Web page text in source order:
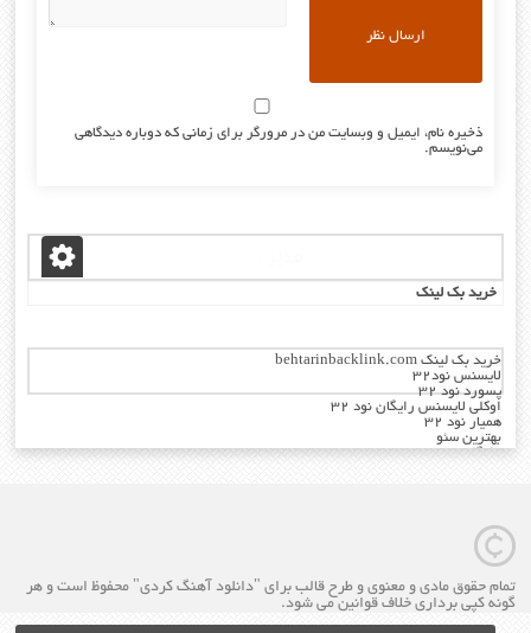
ذخیره نام، ایمیل و وبسایت من در مرورگر برای زمانی که دوباره دیدگاهی
می‌نویسم.
خرید بک لینک
خرید بک لینک behtarinbacklink.com
لایسنس نود32
پسورد نود 32
اوکلی لایسنس رایگان نود 32
همیار نود 32
بهترین سئو
رایگان
تمام حقوق مادی و معنوی و طرح قالب برای "دانلود آهنگ کردی" محفوظ است و هر
گونه کپی برداری خلاف قوانین می شود.